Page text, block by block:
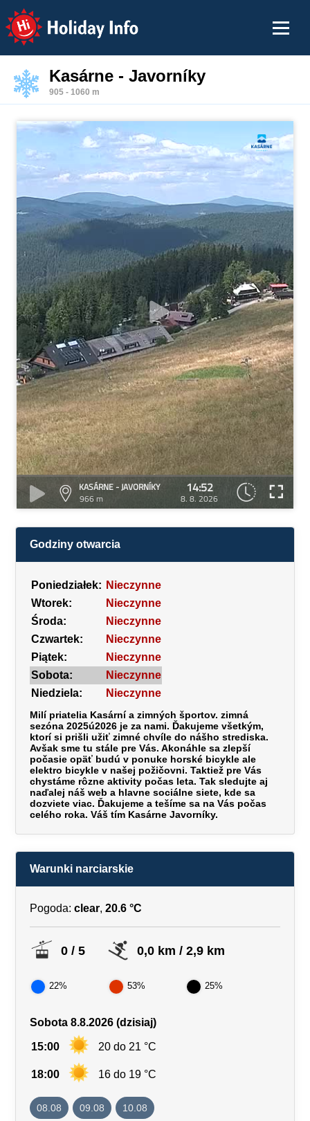
Holiday Info
Kasárne - Javorníky
905 - 1060 m
KASÁRNE - JAVORNÍKY
966 m
14:52
8. 8. 2026
Godziny otwarcia
Poniedziałek: Nieczynne
Wtorek:
Nieczynne
Środa:
Nieczynne
Czwartek:
Nieczynne
Piątek:
Nieczynne
Sobota:
Nieczynne
Niedziela:
Nieczynne
Milí priatelia Kasární a zimných športov. zimná
sezóna 2025ú2026 je za nami. Ďakujeme všetkým,
ktorí si prišli užiť zimné chvíle do nášho strediska.
Avšak sme tu stále pre Vás. Akonáhle sa zlepší
počasie opäť budú v ponuke horské bicykle ale
elektro bicykle v našej požičovni. Taktiež pre Vás
chystáme rôzne aktivity počas leta. Tak sledujte aj
naďalej náš web a hlavne sociálne siete, kde sa
dozviete viac. Ďakujeme a tešíme sa na Vás počas
celého roka. Váš tím Kasárne Javorníky.
Warunki narciarskie
Pogoda: clear, 20.6 °C
0 / 5 0,0 km / 2,9 km
22% 53% 25%
Sobota 8.8.2026 (dzisiaj)
15:00 20 do 21 °C
18:00 16 do 19 °C
08.08 09.08 10.08